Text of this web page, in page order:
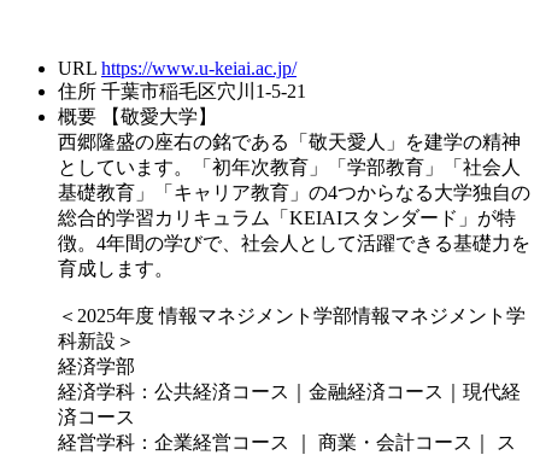
URL https://www.u-keiai.ac.jp/
住所 千葉市稲毛区穴川1-5-21
概要
【敬愛大学】
西郷隆盛の座右の銘である「敬天愛人」を建学の精神
としています。「初年次教育」「学部教育」「社会人
基礎教育」「キャリア教育」の4つからなる大学独自の
総合的学習カリキュラム「KEIAIスタンダード」が特
徴。4年間の学びで、社会人として活躍できる基礎力を
育成します。
＜2025年度 情報マネジメント学部情報マネジメント学
科新設＞
経済学部
経済学科：公共経済コース｜金融経済コース｜現代経
済コース
経営学科：企業経営コース ｜ 商業・会計コース｜ ス